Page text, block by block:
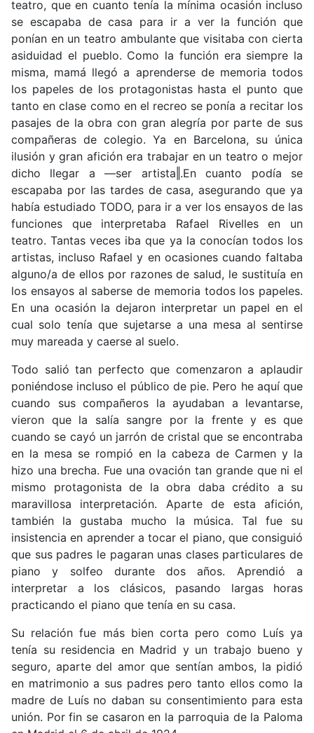
teatro, que en cuanto tenía la mínima ocasión incluso
se escapaba de casa para ir a ver la función que
ponían en un teatro ambulante que visitaba con cierta
asiduidad el pueblo. Como la función era siempre la
misma, mamá llegó a aprenderse de memoria todos
los papeles de los protagonistas hasta el punto que
tanto en clase como en el recreo se ponía a recitar los
pasajes de la obra con gran alegría por parte de sus
compañeras de colegio. Ya en Barcelona, su única
ilusión y gran afición era trabajar en un teatro o mejor
dicho llegar a ―ser artista‖.En cuanto podía se
escapaba por las tardes de casa, asegurando que ya
había estudiado TODO, para ir a ver los ensayos de las
funciones que interpretaba Rafael Rivelles en un
teatro. Tantas veces iba que ya la conocían todos los
artistas, incluso Rafael y en ocasiones cuando faltaba
alguno/a de ellos por razones de salud, le sustituía en
los ensayos al saberse de memoria todos los papeles.
En una ocasión la dejaron interpretar un papel en el
cual solo tenía que sujetarse a una mesa al sentirse
muy mareada y caerse al suelo.
Todo salió tan perfecto que comenzaron a aplaudir
poniéndose incluso el público de pie. Pero he aquí que
cuando sus compañeros la ayudaban a levantarse,
vieron que la salía sangre por la frente y es que
cuando se cayó un jarrón de cristal que se encontraba
en la mesa se rompió en la cabeza de Carmen y la
hizo una brecha. Fue una ovación tan grande que ni el
mismo protagonista de la obra daba crédito a su
maravillosa interpretación. Aparte de esta afición,
también la gustaba mucho la música. Tal fue su
insistencia en aprender a tocar el piano, que consiguió
que sus padres le pagaran unas clases particulares de
piano y solfeo durante dos años. Aprendió a
interpretar a los clásicos, pasando largas horas
practicando el piano que tenía en su casa.
Su relación fue más bien corta pero como Luís ya
tenía su residencia en Madrid y un trabajo bueno y
seguro, aparte del amor que sentían ambos, la pidió
en matrimonio a sus padres pero tanto ellos como la
madre de Luís no daban su consentimiento para esta
unión. Por fin se casaron en la parroquia de la Paloma